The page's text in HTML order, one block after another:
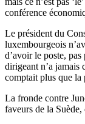
conférence
Le président du
luxembourgeois
d’avoir le poste,
dirigeant n’a jamais
comptait plus que la
La fronde contre
faveurs de la